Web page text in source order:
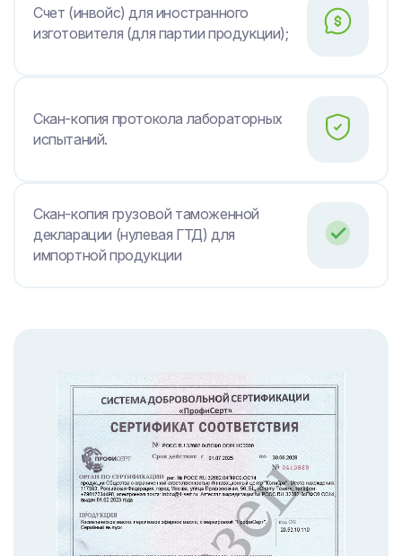
Счет (инвойс) для иностранного
изготовителя (для партии продукции);
Скан-копия протокола лабораторных
испытаний.
Скан-копия грузовой таможенной
декларации (нулевая ГТД) для
импортной продукции